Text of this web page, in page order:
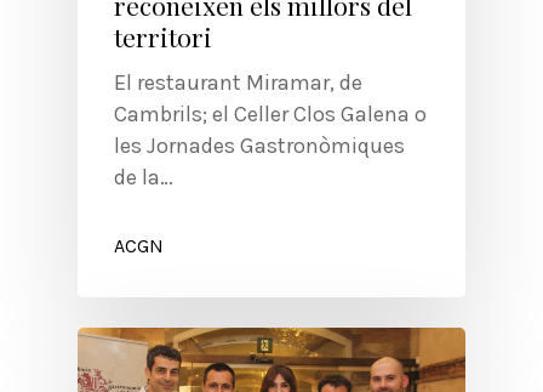
territori
El restaurant Miramar, de
Cambrils; el Celler Clos Galena o
les Jornades Gastronòmiques
de la…
ACGN